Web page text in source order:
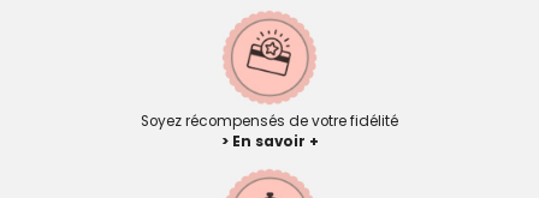
Soyez récompensés de votre fidélité
> En savoir +